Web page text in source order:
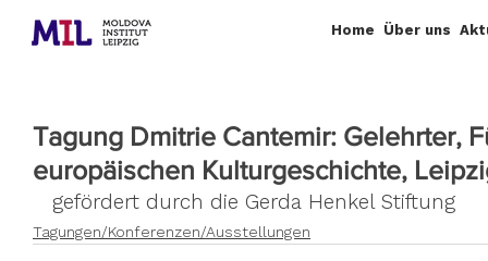
Home Über uns
Tagung Dmitrie Cantemir: Gelehrter,
europäischen Kulturgeschichte,
gefördert durch die Gerda Henkel Stiftung
Tagungen/Konferenzen/Ausstellungen